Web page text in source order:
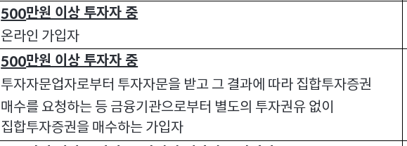
500만원 이상 투자자 중
온라인 가입자
500만원 이상 투자자 중
투자자문업자로부터 투자자문을 받고 그 결과에 따라 집합투자증권
매수를 요청하는 등 금융기관으로부터 별도의 투자권유 없이
집합투자증권을 매수하는 가입자